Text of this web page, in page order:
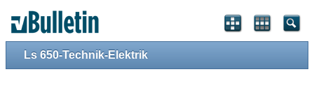
Ls 650-Technik-Elektrik